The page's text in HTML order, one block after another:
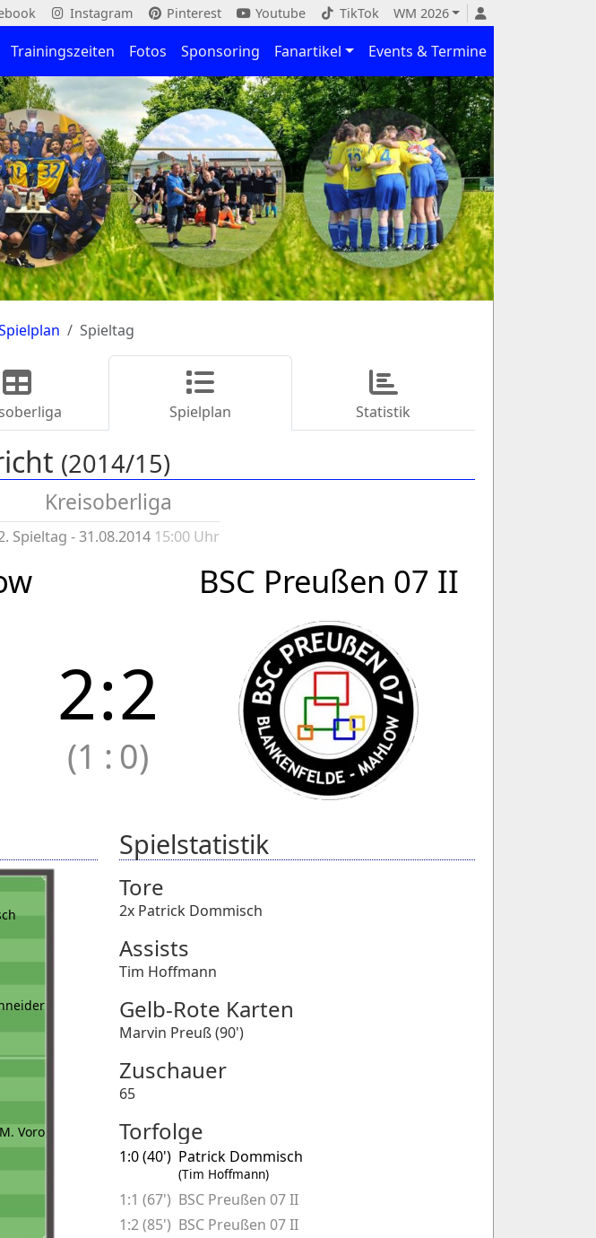
Instagram Pinterest Youtube TikTok WM 2026
Trainingszeiten Fotos Sponsoring Fanartikel Events & Termine
Spieltag
Spielplan Statistik
(2014/15)
Kreisoberliga
Spieltag - 31.08.2014 15:00 Uhr
BSC Preußen 07 II
2:2
(1 : 0)
M. Voro
Spielstatistik
Tore
2x Patrick Dommisch
Assists
Tim Hoffmann
Gelb-Rote Karten
Marvin Preuß (90')
Zuschauer
65
Torfolge
1:0 (40') Patrick Dommisch
(Tim Hoffmann)
1:1 (67') BSC Preußen 07 II
1:2 (85') BSC Preußen 07 II